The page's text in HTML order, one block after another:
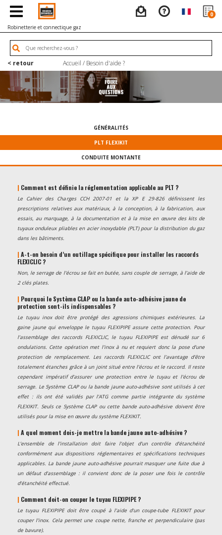
0
Robinetterie et connectique gaz
< retour Accueil / Besoin d'aide ?
GÉNÉRALITÉS
PLT FLEXIKIT
CONDUITE MONTANTE
| Comment est définie la réglementation applicable au PLT ?
Le Cahier des Charges CCH 2007-01 et la XP E 29-826 définissent les
prescriptions relatives aux matériaux, à la conception, à la fabrication, aux
essais, au marquage, à la documentation et à la mise en œuvre des kits de
tuyaux onduleux pliables en acier inoxydable (PLT) pour la distribution du gaz
dans les bâtiments.
| A-t-on besoin d’un outillage spécifique pour installer les raccords
FLEXICLIC ?
Non, le serrage de l’écrou se fait en butée, sans couple de serrage, à l’aide de
2 clés plates.
| Pourquoi le Système CLAP ou la bande auto-adhésive jaune de
protection sont-ils indispensables ?
Le tuyau inox doit être protégé des agressions chimiques extérieures. La
gaine jaune qui enveloppe le tuyau FLEXIPIPE assure cette protection. Pour
l’assemblage des raccords FLEXICLIC, le tuyau FLEXIPIPE est dénudé sur 6
ondulations. Cette opération met l’inox à nu et requiert donc la pose d’une
protection de remplacement. Les raccords FLEXICLIC ont l’avantage d’être
totalement étanches grâce à un joint situé entre l’écrou et le raccord. Il reste
cependant impératif d’assurer une protection entre le tuyau et l’écrou de
serrage. Le Système CLAP ou la bande jaune auto-adhésive sont utilisés à cet
effet : ils ont été validés par l’ATG comme partie intégrante du système
FLEXIKIT. Seuls ce Système CLAP ou cette bande auto-adhésive doivent être
utilisés pour la mise en œuvre du système FLEXIKIT.
| A quel moment dois-je mettre la bande jaune auto-adhésive ?
L’ensemble de l’installation doit faire l’objet d’un contrôle d’étanchéité
conformément aux dispositions réglementaires et spécifications techniques
applicables. La bande jaune auto-adhésive pourrait masquer une fuite due à
un défaut d’assemblage : il convient donc de la poser une fois le contrôle
d’étanchéité effectué.
| Comment doit-on couper le tuyau FLEXIPIPE ?
Le tuyau FLEXIPIPE doit être coupé à l’aide d’un coupe-tube FLEXIKIT pour
couper l’inox. Cela permet une coupe nette, franche et perpendiculaire (pas
de bavure).